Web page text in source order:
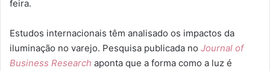
feira.
Estudos internacionais têm analisado os impactos da
iluminação no varejo. Pesquisa publicada no Journal of
Business Research aponta que a forma como a luz é